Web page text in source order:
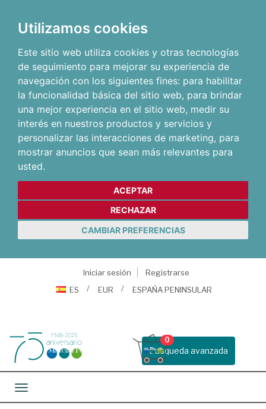
Utilizamos cookies
Este sitio web utiliza cookies y otras tecnologías
de seguimiento para mejorar su experiencia de
navegación con los siguientes fines: para habilitar
la funcionalidad básica del sitio web, para brindar
una mejor experiencia en el sitio web, medir su
interés en nuestros productos y servicios y
personalizar las interacciones de marketing, para
mostrar anuncios que sean más relevantes para
usted.
ACEPTAR
RECHAZAR
CAMBIAR PREFERENCIAS
Iniciar sesión
Registrarse
ES
EUR ESPAÑA PENINSULAR
Busqueda avanzada
0
Toggle navigation